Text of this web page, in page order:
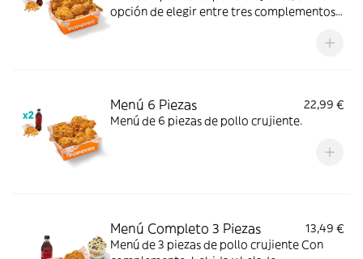
opción de elegir entre tres complementos
Menú 6 Piezas
22,99 €
Menú de 6 piezas de pollo crujiente.
Menú Completo 3 Piezas
13,49 €
Menú de 3 piezas de pollo crujiente Con